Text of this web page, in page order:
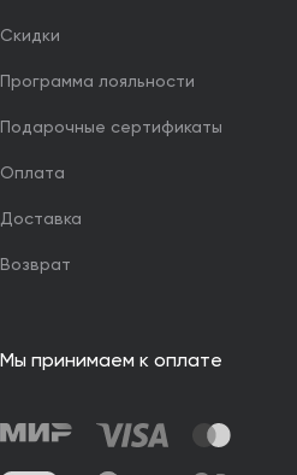
Скидки
Программа лояльности
Подарочные сертификаты
Оплата
Доставка
Возврат
Мы принимаем к оплате